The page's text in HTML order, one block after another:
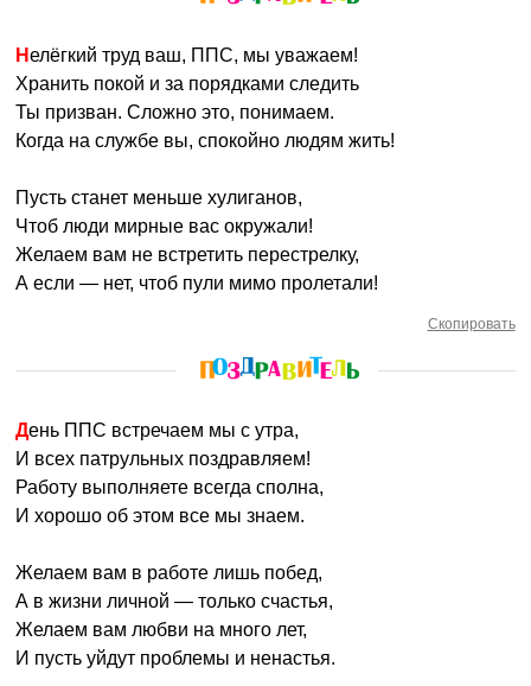
Нелёгкий труд ваш, ППС, мы уважаем!
Хранить покой и за порядками следить
Ты призван. Сложно это, понимаем.
Когда на службе вы, спокойно людям жить!
Пусть станет меньше хулиганов,
Чтоб люди мирные вас окружали!
Желаем вам не встретить перестрелку,
А если — нет, чтоб пули мимо пролетали!
Скопировать
День ППС встречаем мы с утра,
И всех патрульных поздравляем!
Работу выполняете всегда сполна,
И хорошо об этом все мы знаем.
Желаем вам в работе лишь побед,
А в жизни личной — только счастья,
Желаем вам любви на много лет,
И пусть уйдут проблемы и ненастья.